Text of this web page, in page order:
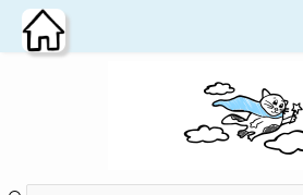
Zum Hauptinhalt wechseln